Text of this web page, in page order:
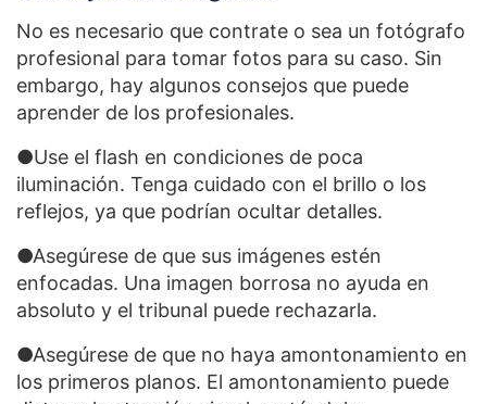
No es necesario que contrate o sea un fotógrafo
profesional para tomar fotos para su caso. Sin
embargo, hay algunos consejos que puede
aprender de los profesionales.
●Use el flash en condiciones de poca
iluminación. Tenga cuidado con el brillo o los
reflejos, ya que podrían ocultar detalles.
●Asegúrese de que sus imágenes estén
enfocadas. Una imagen borrosa no ayuda en
absoluto y el tribunal puede rechazarla.
●Asegúrese de que no haya amontonamiento en
los primeros planos. El amontonamiento puede